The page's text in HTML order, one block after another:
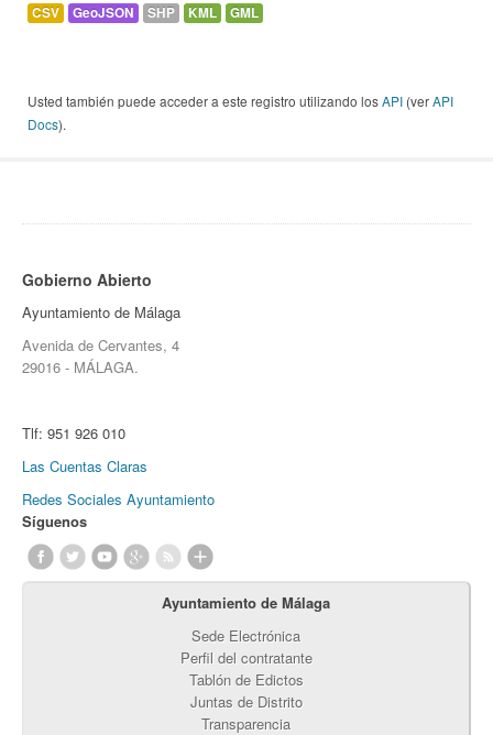
CSV GeoJSON SHP KML GML
Usted también puede acceder a este registro utilizando losAPI (verAPI
Docs).
Gobierno Abierto
Ayuntamiento de Málaga
Avenida de Cervantes, 4
29016 - MÁLAGA.
Tlf: 951 926 010
Las Cuentas Claras
Redes Sociales Ayuntamiento
Síguenos
Ayuntamiento de Málaga
Sede Electrónica
Perfil del contratante
Tablón de Edictos
Juntas de Distrito
Transparencia